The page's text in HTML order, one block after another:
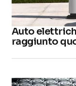
Auto
raggiunto